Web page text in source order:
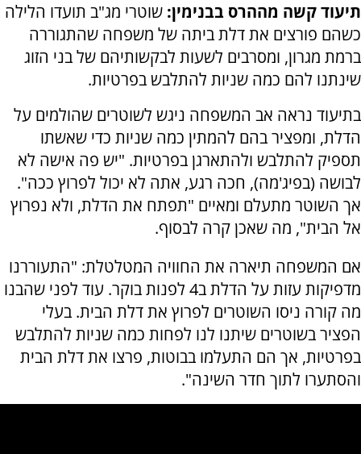
תיעוד קשה מההרס בבנימין: שוטרי מג"ב תועדו הלילה
כשהם פורצים את דלת ביתה של משפחה שהתגוררה
ברמת מגרון, ומסרבים לשעות לבקשותיהם של בני הזוג
שינתנו להם כמה שניות להתלבש בפרטיות.
בתיעוד נראה אב המשפחה ניגש לשוטרים שהולמים על
הדלת, ומפציר בהם להמתין כמה שניות כדי שאשתו
תספיק להתלבש ולהתארגן בפרטיות. "יש פה אישה לא
לבושה (בפיג'מה), חכה רגע, אתה לא יכול לפרוץ ככה".
אך השוטר מתעלם ומאיים "תפתח את הדלת, ולא נפרוץ
אל הבית", מה שאכן קרה לבסוף.
אם המשפחה תיארה את החוויה המטלטלת: "התעוררנו
מדפיקות עזות על הדלת ב4 לפנות בוקר. עוד לפני שהבנו
מה קורה ניסו השוטרים לפרוץ את דלת הבית. בעלי
הפציר בשוטרים שיתנו לנו לפחות כמה שניות להתלבש
בפרטיות, אך הם התעלמו בבוטות, פרצו את דלת הבית
והסתערו לתוך חדר השינה".